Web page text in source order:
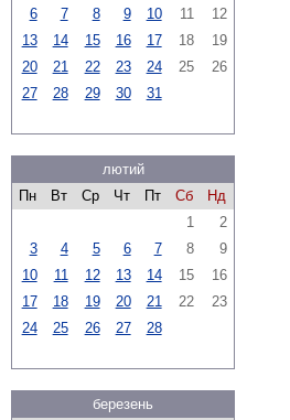
6
7 8 9 10 11
12
13
14 15 16 17 18
19
20
21 22 23 24 25
26
27
28 29 30 31
лютий
Пн
Вт Ср Чт Пт Сб
Нд
1
2
3
4 5 6 7 8
9
10
11 12 13 14 15
16
17
18 19 20 21 22
23
24
25 26 27 28
березень